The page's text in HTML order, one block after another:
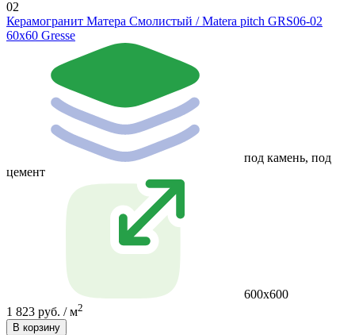
02
Керамогранит Матера Смолистый / Matera pitch GRS06-02
60х60 Gresse
под камень, под
цемент
600х600
1 823 руб. / м2
В корзину